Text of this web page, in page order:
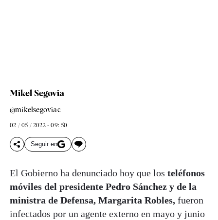
Mikel Segovia
@mikelsegoviac
02 / 05 / 2022 - 09: 50
Seguir en
El Gobierno ha denunciado hoy que los teléfonos
móviles del presidente Pedro Sánchez y de la
ministra de Defensa, Margarita Robles, fueron
infectados por un agente externo en mayo y junio